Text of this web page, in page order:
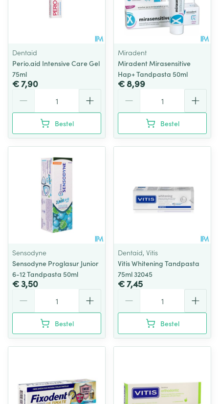
Dentaid
Perio.aid Intensive Care Gel
75ml
€ 7,90
Bestel
Miradent
Miradent Mirasensitive
Hap+ Tandpasta 50ml
€ 8,99
Bestel
Sensodyne
Sensodyne Proglasur Junior
6-12 Tandpasta 50ml
€ 3,50
Bestel
Dentaid, Vitis
Vitis Whitening Tandpasta
75ml 32045
€ 7,45
Bestel